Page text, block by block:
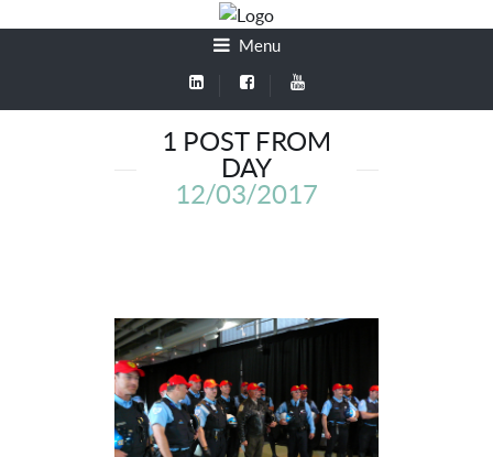
Menu
1 POST FROM
DAY
12/03/2017